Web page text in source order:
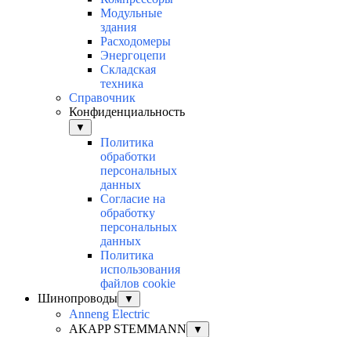
Модульные
здания
Расходомеры
Энергоцепи
Складская
техника
Справочник
Конфиденциальность
▼
Политика
обработки
персональных
данных
Согласие на
обработку
персональных
данных
Политика
использования
файлов cookie
Шинопроводы
▼
Anneng Electric
AKAPP STEMMANN
▼